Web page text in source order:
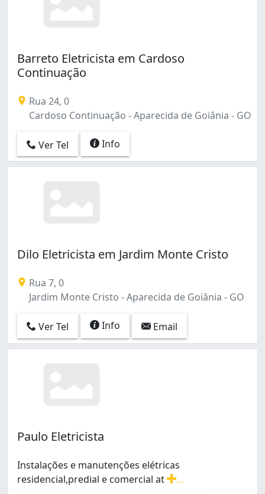
Barreto Eletricista em Cardoso
Continuação
Rua 24, 0
Cardoso Continuação - Aparecida de Goiânia - GO
Ver Tel Info
Dilo Eletricista em Jardim Monte Cristo
Rua 7, 0
Jardim Monte Cristo - Aparecida de Goiânia - GO
Ver Tel Info Email
Paulo Eletricista
Instalações e manutenções elétricas
residencial,predial e comercial at